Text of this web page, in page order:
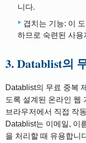
니다.
겹치는 기능: 이
하므로 숙련된 사
3. Datablist의
Datablist의 무료 중복
도록 설계된 온라인 웹
브라우저에서 직접 작
Datablist는 이메일, 이
을 처리할 때 유용합니